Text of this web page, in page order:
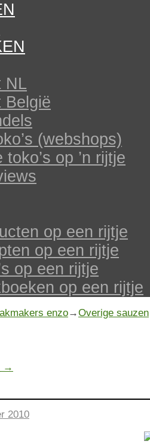
NL
België
(webshops)
op ’n rijtje
op een rijtje
op een rijtje
op een rijtje
op een rijtje
enzo→Overige sauzen
→
2010